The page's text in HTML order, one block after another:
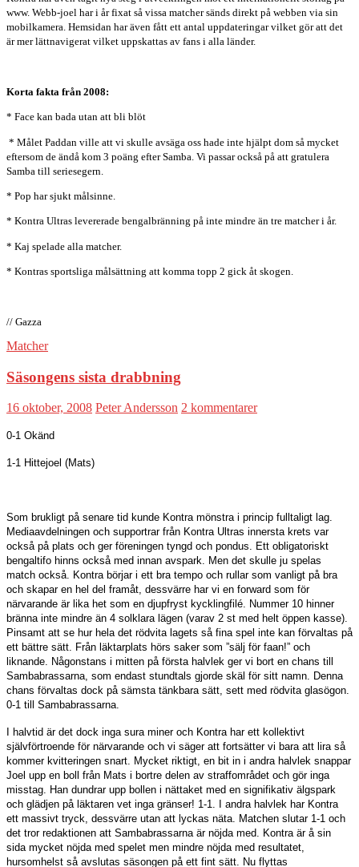
www. Webb-joel har i år fixat så vissa matcher sänds direkt på webben via sin
mobilkamera. Hemsidan har även fått ett antal uppdateringar vilket gör att det
är mer lättnavigerat vilket uppskattas av fans i alla länder.
Korta fakta från 2008:
* Face kan bada utan att bli blöt
* Målet Paddan ville att vi skulle avsäga oss hade inte hjälpt dom så mycket
eftersom de ändå kom 3 poäng efter Samba. Vi passar också på att gratulera
Samba till seriesegern.
* Pop har sjukt målsinne.
* Kontra Ultras levererade bengalbränning på inte mindre än tre matcher i år.
* Kaj spelade alla matcher.
* Kontras sportsliga målsättning att komma topp 2 gick åt skogen.
// Gazza
Matcher
Säsongens sista drabbning
16 oktober, 2008 Peter Andersson 2 kommentarer
0-1 Okänd
1-1 Hittejoel (Mats)
Som brukligt på senare tid kunde Kontra mönstra i princip fulltaligt lag.
Mediaavdelningen och supportrar från Kontra Ultras innersta krets var
också på plats och ger föreningen tyngd och pondus. Ett obligatoriskt
bengaltifo hinns också med innan avspark. Men det skulle ju spelas
match också. Kontra börjar i ett bra tempo och rullar som vanligt på bra
och skapar en hel del framåt, dessvärre har vi en forward som för
närvarande är lika het som en djupfryst kycklingfilé. Nummer 10 hinner
bränna inte mindre än 4 solklara lägen (varav 2 st med helt öppen kasse).
Pinsamt att se hur hela det rödvita lagets så fina spel inte kan förvaltas på
ett bättre sätt. Från läktarplats hörs saker som ”sälj för faan!” och
liknande. Någonstans i mitten på första halvlek ger vi bort en chans till
Sambabrassarna, som endast stundtals gjorde skäl för sitt namn. Denna
chans förvaltas dock på sämsta tänkbara sätt, sett med rödvita glasögon.
0-1 till Sambabrassarna.
I halvtid är det dock inga sura miner och Kontra har ett kollektivt
självförtroende för närvarande och vi säger att fortsätter vi bara att lira så
kommer kvitteringen snart. Mycket riktigt, en bit in i andra halvlek snappar
Joel upp en boll från Mats i bortre delen av straffområdet och gör inga
misstag. Han dundrar upp bollen i nättaket med en signifikativ älgspark
och glädjen på läktaren vet inga gränser! 1-1. I andra halvlek har Kontra
ett massivt tryck, dessvärre utan att lyckas näta. Matchen slutar 1-1 och
det tror redaktionen att Sambabrassarna är nöjda med. Kontra är å sin
sida mycket nöjda med spelet men mindre nöjda med resultatet,
hursomhelst så avslutas säsongen på ett fint sätt. Nu flyttas